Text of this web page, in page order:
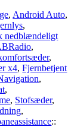
, Android Auto,
,
nedblændeligt
,
,
x4,Fjernbetjent
,
,
, Stofsæder,
,
::